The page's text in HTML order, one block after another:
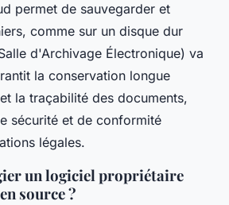
permet de sauvegarder et
comme sur un disque dur
d'Archivage Électronique) va
la conservation longue
la traçabilité des documents,
sécurité et de conformité
légales.
un logiciel propriétaire
source ?